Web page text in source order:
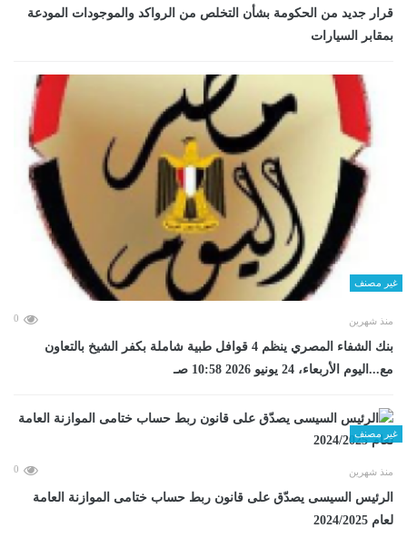
قرار جديد من الحكومة بشأن التخلص من الرواكد والموجودات المودعة
بمقابر السيارات
غير مصنف
منذ شهرين 0
بنك الشفاء المصري ينظم 4 قوافل طبية شاملة بكفر الشيخ بالتعاون
مع...اليوم الأربعاء، 24 يونيو 2026 10:58 صـ
غير مصنف
منذ شهرين 0
الرئيس السيسى يصدّق على قانون ربط حساب ختامى الموازنة العامة
لعام 2024/2025